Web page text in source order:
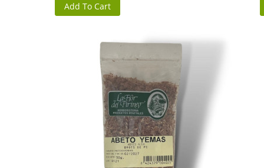
Add To Cart